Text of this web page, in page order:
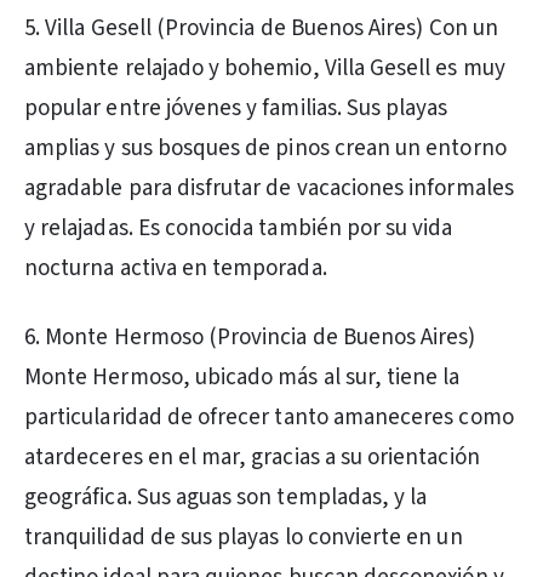
5. Villa Gesell (Provincia de Buenos Aires) Con un
ambiente relajado y bohemio, Villa Gesell es muy
popular entre jóvenes y familias. Sus playas
amplias y sus bosques de pinos crean un entorno
agradable para disfrutar de vacaciones informales
y relajadas. Es conocida también por su vida
nocturna activa en temporada.
6. Monte Hermoso (Provincia de Buenos Aires)
Monte Hermoso, ubicado más al sur, tiene la
particularidad de ofrecer tanto amaneceres como
atardeceres en el mar, gracias a su orientación
geográfica. Sus aguas son templadas, y la
tranquilidad de sus playas lo convierte en un